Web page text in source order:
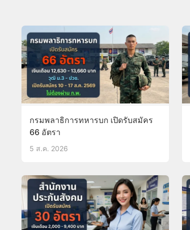
กรมพลาธิการทหารบก เปิดรับสมัคร
66 อัตรา
5 ส.ค. 2026